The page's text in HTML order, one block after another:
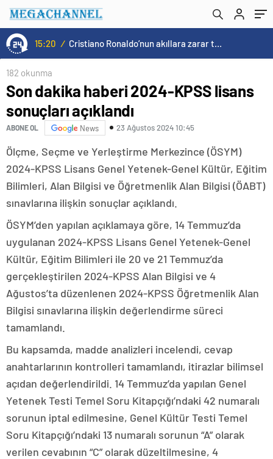
15:20 / Cristiano Ronaldo’nun akıllara zarar tüm kariyerinin istatistiğini çıkardık !
182 okunma
Son dakika haberi 2024-KPSS lisans
sonuçları açıklandı
ABONE OL News 23 Ağustos 2024 10:45
Ölçme, Seçme ve Yerleştirme Merkezince (ÖSYM)
2024-KPSS Lisans Genel Yetenek-Genel Kültür, Eğitim
Bilimleri, Alan Bilgisi ve Öğretmenlik Alan Bilgisi (ÖABT)
sınavlarına ilişkin sonuçlar açıklandı.
ÖSYM’den yapılan açıklamaya göre, 14 Temmuz’da
uygulanan 2024-KPSS Lisans Genel Yetenek-Genel
Kültür, Eğitim Bilimleri ile 20 ve 21 Temmuz’da
gerçekleştirilen 2024-KPSS Alan Bilgisi ve 4
Ağustos’ta düzenlenen 2024-KPSS Öğretmenlik Alan
Bilgisi sınavlarına ilişkin değerlendirme süreci
tamamlandı.
Bu kapsamda, madde analizleri incelendi, cevap
anahtarlarının kontrolleri tamamlandı, itirazlar bilimsel
açıdan değerlendirildi. 14 Temmuz’da yapılan Genel
Yetenek Testi Temel Soru Kitapçığı’ndaki 42 numaralı
sorunun iptal edilmesine, Genel Kültür Testi Temel
Soru Kitapçığı’ndaki 13 numaralı sorunun “A” olarak
verilen cevabının “C” olarak düzeltilmesine, 4